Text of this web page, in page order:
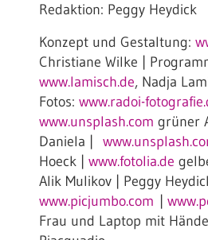
Redaktion: Peggy Heydick
Konzept und Gestaltung:
Christiane Wilke |
www.lamisch.de, Nadja
Fotos: www.radoi-
www.unsplash.com grüner
Daniela |
Hoeck | www.fotolia.de
Alik Mulikov | Peggy
www.picjumbo.com
Frau und Laptop mit